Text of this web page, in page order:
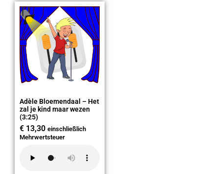
Adèle Bloemendaal – Het
zal je kind maar wezen
(3:25)
€ 13,30 einschließlich
Mehrwertsteuer